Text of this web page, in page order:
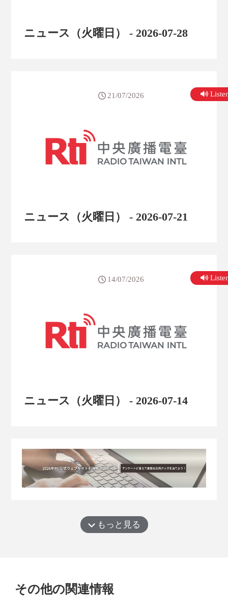
ニュース（火曜日） - 2026-07-28
ニュース（火曜日） - 2026-07-21
21/07/2026
ニュース（火曜日） - 2026-07-14
14/07/2026
もっと見る
その他の関連情報